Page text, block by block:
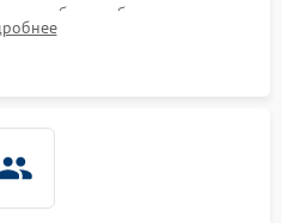
без вскрытия
локализации сбоя.